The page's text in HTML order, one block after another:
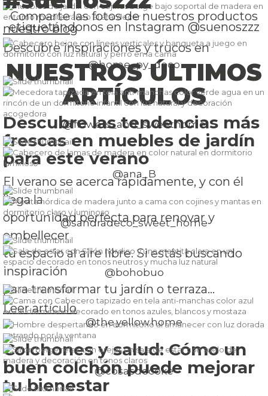
nuestro blog
Descubre inspiraciones y trucos en
NUESTROS ÚLTIMOS
ARTÍCULOS
Descubre las tendencias más
frescas en muebles de jardín
para este verano
El verano se acerca rápidamente, y con él
llega la
oportunidad perfecta para renovar y
embellecer
tu espacio al aire libre. Si estás buscando
inspiración
para transformar tu jardín o terraza...
Leer artículo
Colchones y salud: Cómo un
buen colchón puede mejorar
tu bienestar
Comparte las fotos de nuestros productos
etiquetándonos en Instagram @suenoszzz
@home_py_deco
@flowers_and_sweethome
@ana_B
@sandradeco_sweet_home
@bohobuo
@the.yellow.home
@cosasdecoke